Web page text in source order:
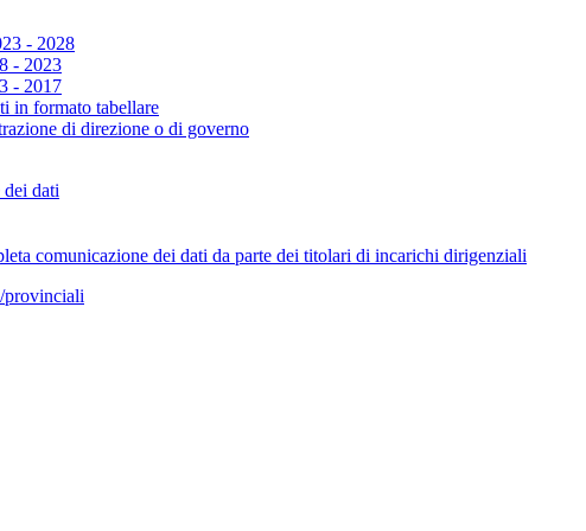
- 2028
- 2023
- 2017
in formato tabellare
di direzione o di governo
dei dati
comunicazione dei dati da parte dei titolari di incarichi dirigenziali
provinciali